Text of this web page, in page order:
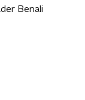
Benali